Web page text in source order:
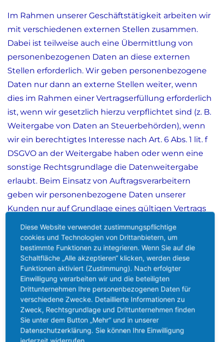
Im Rahmen unserer Geschäftstätigkeit arbeiten wir
mit verschiedenen externen Stellen zusammen.
Dabei ist teilweise auch eine Übermittlung von
personenbezogenen Daten an diese externen
Stellen erforderlich. Wir geben personenbezogene
Daten nur dann an externe Stellen weiter, wenn
dies im Rahmen einer Vertragserfüllung erforderlich
ist, wenn wir gesetzlich hierzu verpflichtet sind (z. B.
Weitergabe von Daten an Steuerbehörden), wenn
wir ein berechtigtes Interesse nach Art. 6 Abs. 1 lit. f
DSGVO an der Weitergabe haben oder wenn eine
sonstige Rechtsgrundlage die Datenweitergabe
erlaubt. Beim Einsatz von Auftragsverarbeitern
geben wir personenbezogene Daten unserer
Kunden nur auf Grundlage eines gültigen Vertrags
über Auftragsverarbeitung weiter. Im Falle einer
gemeinsamen Verarbeitung wird ein Vertrag über
gemeinsame Verarbeitung geschlossen.
Widerruf Ihrer Einwilligung zur Datenverarbeitung
Viele Datenverarbeitungsvorgänge sind nur mit
Ihrer ausdrücklichen Einwilligung möglich. Sie
können eine bereits erteilte Einwilligung jederzeit
Diese Website verwendet zustimmungspflichtige
cookies und Technologien von Drittanbietern, um
bestimmte Funktionen zu integrieren. Wenn Sie auf die
Schaltfläche „Alle akzeptieren“ klicken, werden diese
Funktionen aktiviert (Zustimmung). Nach erfolgter
Einwilligung verarbeiten wir und die beteiligten
Drittunternehmen Ihre personenbezogenen Daten für
verschiedene Zwecke. Detaillierte Informationen zu
Zweck, Rechtsgrundlage und Drittunternehmen finden
Sie unter dem Button „Mehr“ und in unserer
Datenschutzerklärung. Sie können Ihre Einwilligung